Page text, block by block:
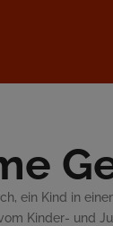
ein Kind in
Kinder- und